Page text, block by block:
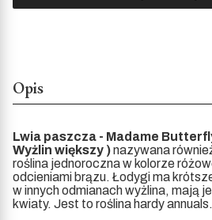
Opis
Lwia paszcza - Madame
Wyżlin większy )nazywana
roślina jednoroczna w kolorze
odcieniami brązu. Łodygi ma
w innych odmianach wyżlina, mają
kwiaty. Jest to roślina hardy annuals.